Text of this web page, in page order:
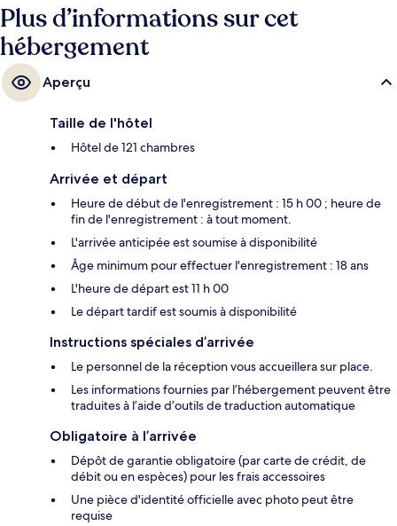
Plus d’informations sur cet
hébergement
Aperçu
Taille de l'hôtel
Hôtel de 121 chambres
Arrivée et départ
Heure de début de l'enregistrement : 15 h 00 ; heure de
fin de l'enregistrement : à tout moment.
L'arrivée anticipée est soumise à disponibilité
Âge minimum pour effectuer l'enregistrement : 18 ans
L'heure de départ est 11 h 00
Le départ tardif est soumis à disponibilité
Instructions spéciales d’arrivée
Le personnel de la réception vous accueillera sur place.
Les informations fournies par l’hébergement peuvent être
traduites à l’aide d’outils de traduction automatique
Obligatoire à l’arrivée
Dépôt de garantie obligatoire (par carte de crédit, de
débit ou en espèces) pour les frais accessoires
Une pièce d'identité officielle avec photo peut être
requise